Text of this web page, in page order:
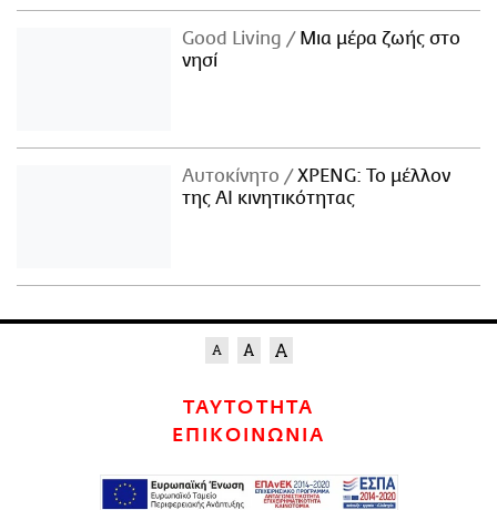
Good Living
Μια μέρα ζωής στο
νησί
Αυτοκίνητο
XPENG: Το μέλλον
της AI κινητικότητας
ΤΑΥΤΟΤΗΤΑ
ΕΠΙΚΟΙΝΩΝΙΑ